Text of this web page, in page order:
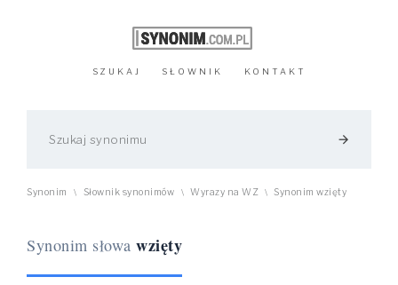
SZUKAJ SŁOWNIK KONTAKT
arrow_forward
Synonim \ Słownik synonimów \ Wyrazy na WZ \ Synonim wzięty
Synonim słowa wzięty